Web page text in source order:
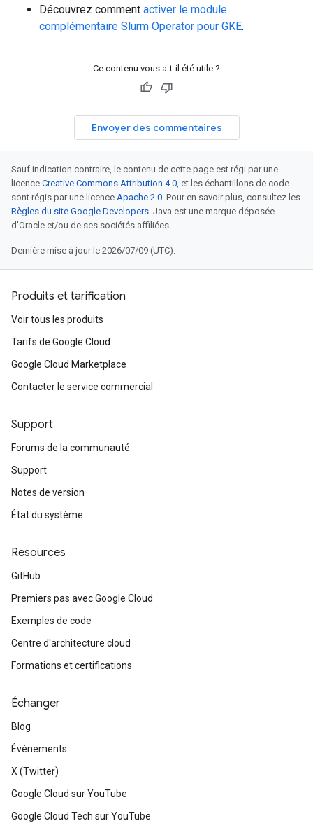
Découvrez comment activer le module
complémentaire Slurm Operator pour GKE.
Ce contenu vous a-t-il été utile ?
Envoyer des commentaires
Sauf indication contraire, le contenu de cette page est régi par une
licence Creative Commons Attribution 4.0, et les échantillons de code
sont régis par une licence Apache 2.0. Pour en savoir plus, consultez les
Règles du site Google Developers. Java est une marque déposée
d'Oracle et/ou de ses sociétés affiliées.
Dernière mise à jour le 2026/07/09 (UTC).
Produits et tarification
Voir tous les produits
Tarifs de Google Cloud
Google Cloud Marketplace
Contacter le service commercial
Support
Forums de la communauté
Support
Notes de version
État du système
Resources
GitHub
Premiers pas avec Google Cloud
Exemples de code
Centre d'architecture cloud
Formations et certifications
Échanger
Blog
Événements
X (Twitter)
Google Cloud sur YouTube
Google Cloud Tech sur YouTube